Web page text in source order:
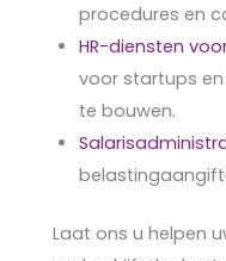
procedures en
HR-diensten
voor startups
te bouwen.
Laat ons u helpen